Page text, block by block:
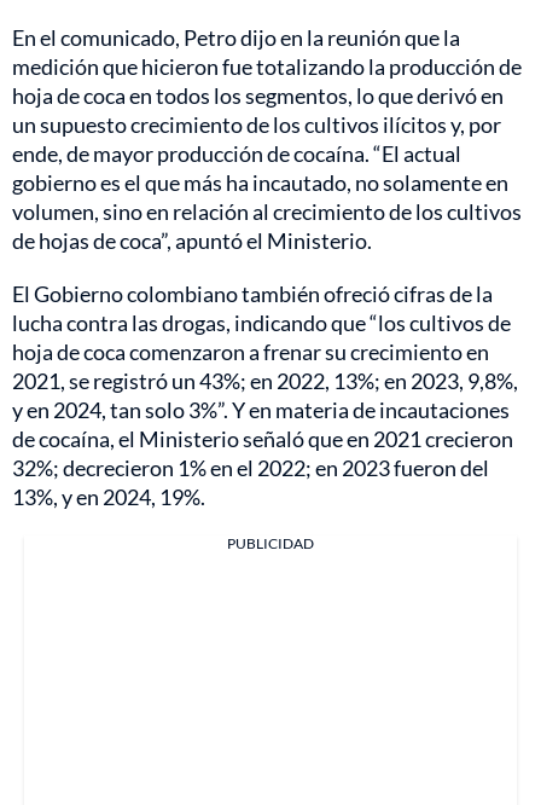
En el comunicado, Petro dijo en la reunión que la
medición que hicieron fue totalizando la producción de
hoja de coca en todos los segmentos, lo que derivó en
un supuesto crecimiento de los cultivos ilícitos y, por
ende, de mayor producción de cocaína. “El actual
gobierno es el que más ha incautado, no solamente en
volumen, sino en relación al crecimiento de los cultivos
de hojas de coca”, apuntó el Ministerio.
El Gobierno colombiano también ofreció cifras de la
lucha contra las drogas, indicando que “los cultivos de
hoja de coca comenzaron a frenar su crecimiento en
2021, se registró un 43%; en 2022, 13%; en 2023, 9,8%,
y en 2024, tan solo 3%”. Y en materia de incautaciones
de cocaína, el Ministerio señaló que en 2021 crecieron
32%; decrecieron 1% en el 2022; en 2023 fueron del
13%, y en 2024, 19%.
PUBLICIDAD